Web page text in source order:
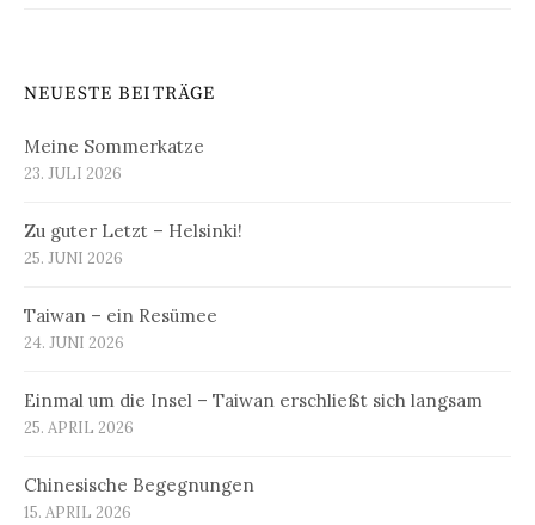
NEUESTE BEITRÄGE
Meine Sommerkatze
23. JULI 2026
Zu guter Letzt – Helsinki!
25. JUNI 2026
Taiwan – ein Resümee
24. JUNI 2026
Einmal um die Insel – Taiwan erschließt sich langsam
25. APRIL 2026
Chinesische Begegnungen
15. APRIL 2026